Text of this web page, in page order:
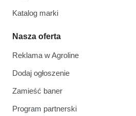
Katalog marki
Nasza oferta
Reklama w Agroline
Dodaj ogłoszenie
Zamieść baner
Program partnerski